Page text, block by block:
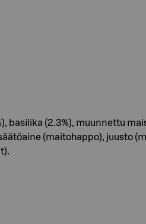
basilika (2.3%), muunnettu
(maitohappo), juusto